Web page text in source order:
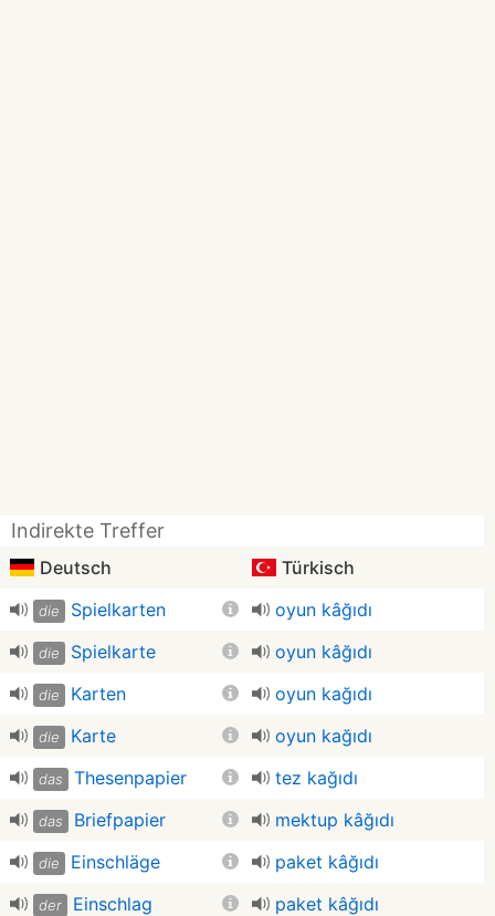
Indirekte Treffer
Deutsch Türkisch
die Spielkarten oyun kâğıdı
die Spielkarte oyun kâğıdı
die Karten oyun kağıdı
die Karte oyun kağıdı
das Thesenpapier tez kağıdı
das Briefpapier mektup kâğıdı
die Einschläge paket kâğıdı
der Einschlag paket kâğıdı